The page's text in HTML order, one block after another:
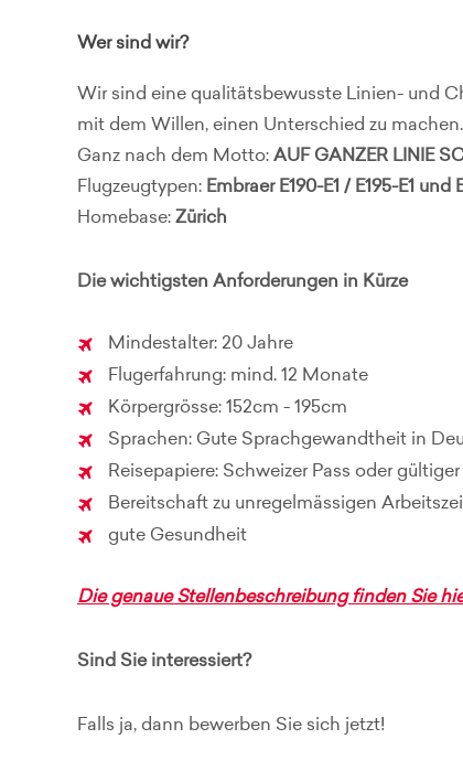
Wer sind wir?
Wir sind eine qualitätsbewusste Linien- und
mit dem Willen, einen Unterschied zu machen.
Ganz nach dem Motto: AUF GANZER LINIE
Flugzeugtypen: Embraer E190-E1 / E195-E1 und
Homebase: Zürich
Die wichtigsten Anforderungen in Kürze
Mindestalter: 20 Jahre
Flugerfahrung: mind. 12 Monate
Körpergrösse: 152cm - 195cm
Sprachen: Gute Sprachgewandtheit in
Reisepapiere: Schweizer Pass oder
Bereitschaft zu unregelmässigen
gute Gesundheit
Die genaue Stellenbeschreibung finden Sie
Sind Sie interessiert?
Falls ja, dann bewerben Sie sich jetzt!